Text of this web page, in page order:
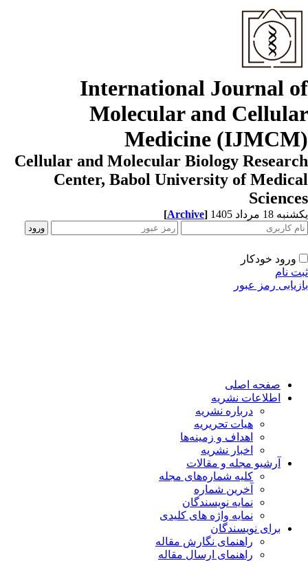
International Journal
Molecular and
Medicine
Cellular and Molecular Biology
Center, Babol University of
18 مرداد 1405 [Archive]
ورود خودکار
نام
رمز عبور
صفحه اصلی
اطلاعات نشریه
درباره نشریه
هیات تحریریه
اهداف و زمینه‌ها
اخبار نشریه
آرشیو مجله و مقالات
کلیه شماره‌های مجله
آخرین شماره
نمایه نویسندگان
نمایه واژه های کلیدی
برای نویسندگان
راهنمای نگارش مقاله
راهنمای ارسال مقاله